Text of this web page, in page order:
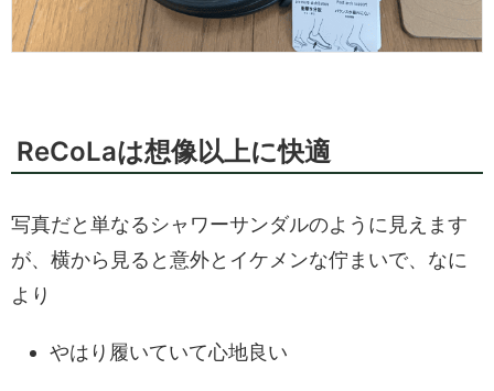
ReCoLaは想像以上に快適
写真だと単なるシャワーサンダルのように見えます
が、横から見ると意外とイケメンな佇まいで、なに
より
やはり履いていて心地良い